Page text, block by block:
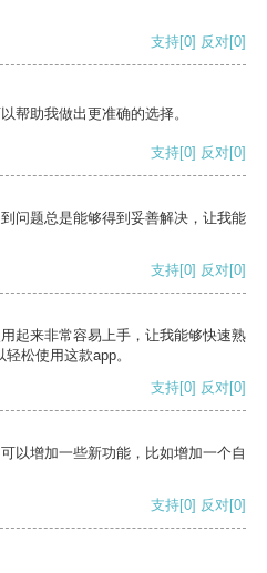
支持[0] 反对[0]
帮助我做出更准确的选择。
支持[0] 反对[0]
问题总是能够得到妥善解决，让我能
支持[0] 反对[0]
起来非常容易上手，让我能够快速熟
松使用这款app。
支持[0] 反对[0]
以增加一些新功能，比如增加一个自
支持[0] 反对[0]